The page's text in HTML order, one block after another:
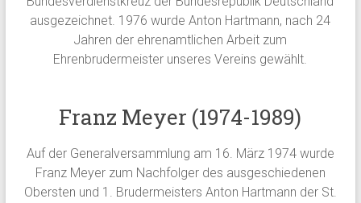
ausgezeichnet. 1976 wurde Anton Hartmann, nach 24
Jahren der ehrenamtlichen Arbeit zum
Ehrenbrudermeister unseres Vereins gewählt.
Franz Meyer (1974-1989)
Auf der Generalversammlung am 16. März 1974 wurde
Franz Meyer zum Nachfolger des ausgeschiedenen
Obersten und 1. Brudermeisters Anton Hartmann der St.